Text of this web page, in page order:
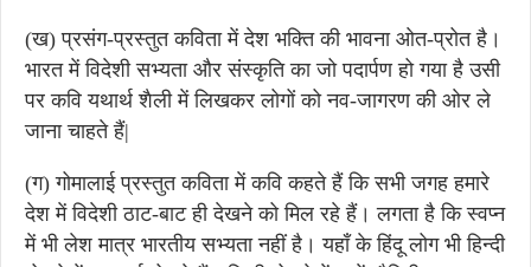
(ख) प्रसंग-प्रस्तुत कविता में देश भक्ति की भावना ओत-प्रोत है।
भारत में विदेशी सभ्यता और संस्कृति का जो पदार्पण हो गया है उसी
पर कवि यथार्थ शैली में लिखकर लोगों को नव-जागरण की ओर ले
जाना चाहते हैं|
(ग) गोमालाई प्रस्तुत कविता में कवि कहते हैं कि सभी जगह हमारे
देश में विदेशी ठाट-बाट ही देखने को मिल रहे हैं। लगता है कि स्वप्न
में भी लेश मात्र भारतीय सभ्यता नहीं है। यहाँ के हिंदू लोग भी हिन्दी